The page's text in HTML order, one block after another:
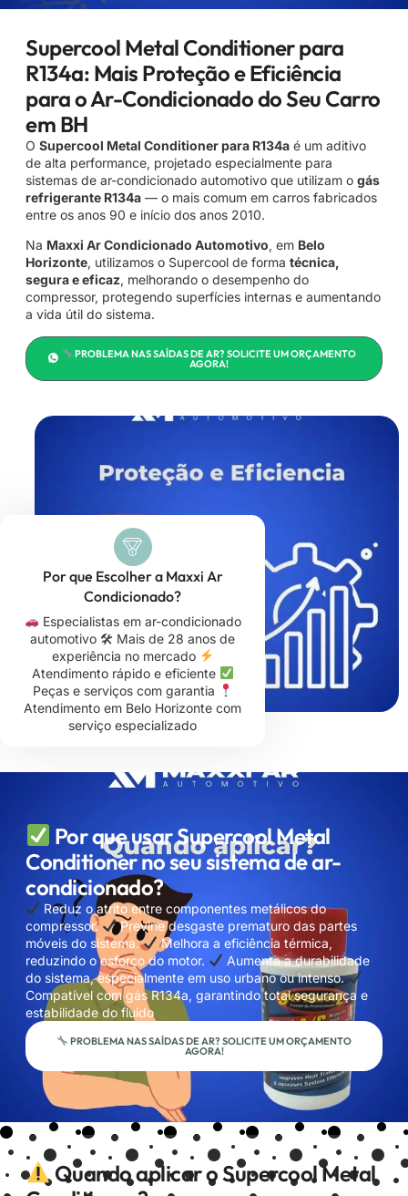
Supercool Metal Conditioner para
R134a: Mais Proteção e Eficiência
para o Ar-Condicionado do Seu Carro
em BH
O Supercool Metal Conditioner para R134a é um aditivo
de alta performance, projetado especialmente para
sistemas de ar-condicionado automotivo que utilizam o gás
refrigerante R134a — o mais comum em carros fabricados
entre os anos 90 e início dos anos 2010.
Na Maxxi Ar Condicionado Automotivo, em Belo
Horizonte, utilizamos o Supercool de forma técnica,
segura e eficaz, melhorando o desempenho do
compressor, protegendo superfícies internas e aumentando
a vida útil do sistema.
PROBLEMA NAS SAÍDAS DE AR? SOLICITE UM ORÇAMENTO
AGORA!
Por que Escolher a Maxxi Ar
Condicionado?
Especialistas em ar-condicionado
automotivo 🛠 Mais de 28 anos de
experiência no mercado
Atendimento rápido e eficiente
Peças e serviços com garantia
Atendimento em Belo Horizonte com
serviço especializado
Por que usar Supercool Metal
Conditioner no seu sistema de ar-
condicionado?
Reduz o atrito entre componentes metálicos do
compressor.
Previne desgaste prematuro das partes
móveis do sistema.
Melhora a eficiência térmica,
reduzindo o esforço do motor.
Aumenta a durabilidade
do sistema, especialmente em uso urbano ou intenso.
Compatível com gás R134a, garantindo total segurança e
estabilidade do fluido
PROBLEMA NAS SAÍDAS DE AR? SOLICITE UM ORÇAMENTO
AGORA!
Quando aplicar o Supercool Metal